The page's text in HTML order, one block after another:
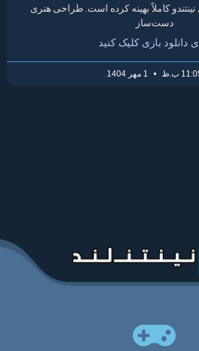
کاملاً بهینه کرده است. طراحی هنری
دست‌ساز
دانلود بازی کلیک کنید
ب.ظ